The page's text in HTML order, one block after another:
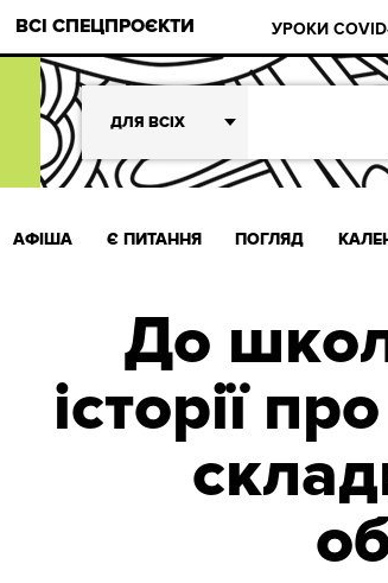
ВСІ СПЕЦПРОЄКТИ УРОКИ
ДЛЯ ВСІХ
АФІША Є ПИТАННЯ ПОГЛЯД
До
історії